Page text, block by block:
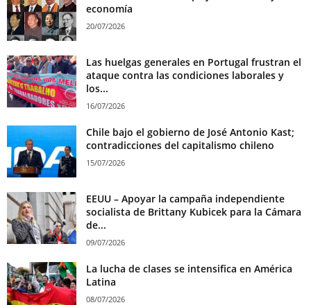
economía
20/07/2026
Las huelgas generales en Portugal frustran el
ataque contra las condiciones laborales y
los...
16/07/2026
Chile bajo el gobierno de José Antonio Kast;
contradicciones del capitalismo chileno
15/07/2026
EEUU – Apoyar la campaña independiente
socialista de Brittany Kubicek para la Cámara
de...
09/07/2026
La lucha de clases se intensifica en América
Latina
08/07/2026